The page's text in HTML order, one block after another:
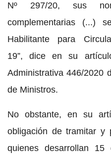
Nº 297/20, sus
complementarias (...)
Habilitante para
19”, dice en su
Administrativa 446/2020
de Ministros.
No obstante, en su
obligación de tramitar y
quienes desarrollan